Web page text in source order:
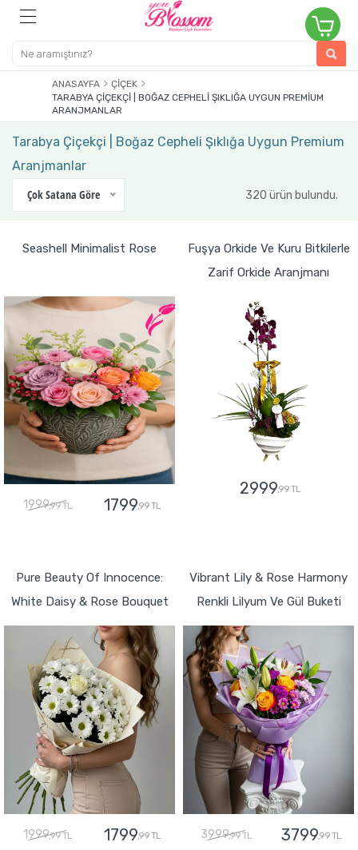
ANASAYFA
ÇIÇEK
TARABYA ÇIÇEKÇI | BOĞAZ CEPHELI ŞIKLIĞA UYGUN PREMIUM
ARANJMANLAR
Tarabya Çiçekçi | Boğaz Cepheli Şıklığa Uygun Premium
Aranjmanlar
Çok Satana Göre
320 ürün bulundu.
Seashell Minimalist Rose
1999,99 TL 1799,99 TL
Fuşya Orkide Ve Kuru Bitkilerle
Zarif Orkide Aranjmanı
2999,99 TL
Pure Beauty Of Innocence:
White Daisy & Rose Bouquet
1999,99 TL 1799,99 TL
Vibrant Lily & Rose Harmony
Renkli Lilyum Ve Gül Buketi
3999,99 TL 3799,99 TL